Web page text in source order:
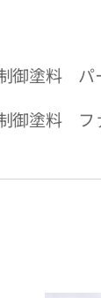
御塗料 パ
御塗料 フ